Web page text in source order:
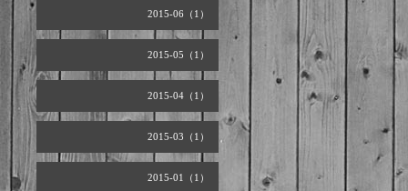
2015-06（1）
2015-05（1）
2015-04（1）
2015-03（1）
2015-01（1）